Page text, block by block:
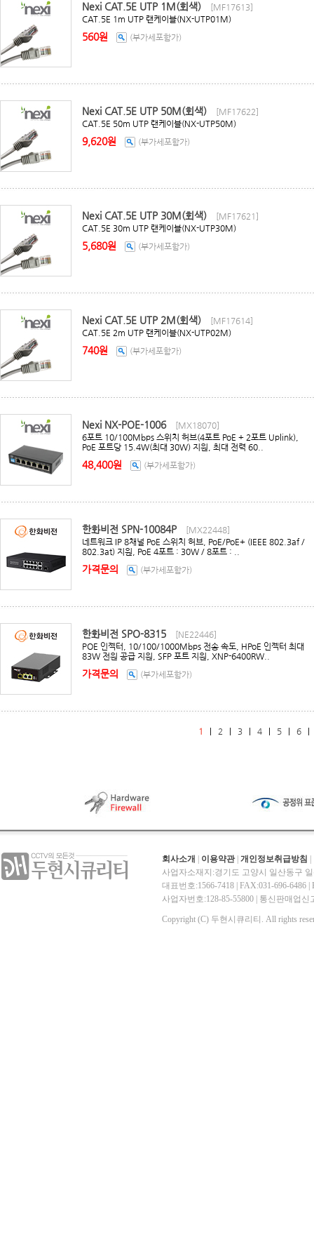
Nexi CAT.5E UTP 1M(회색)
[MF17613]
CAT.5E 1m UTP 랜케이블(NX-UTP01M)
560원 (부가세포함가)
Nexi CAT.5E UTP 50M(회색)
[MF17622]
CAT.5E 50m UTP 랜케이블(NX-UTP50M)
9,620원 (부가세포함가)
Nexi CAT.5E UTP 30M(회색)
[MF17621]
CAT.5E 30m UTP 랜케이블(NX-UTP30M)
5,680원 (부가세포함가)
Nexi CAT.5E UTP 2M(회색)
[MF17614]
CAT.5E 2m UTP 랜케이블(NX-UTP02M)
740원 (부가세포함가)
Nexi NX-POE-1006
[MX18070]
6포트 10/100Mbps 스위치 허브(4포트 PoE + 2포트 Uplink),
PoE 포트당 15.4W(최대 30W) 지원, 최대 전력 60..
48,400원 (부가세포함가)
한화비전 SPN-10084P
[MX22448]
네트워크 IP 8채널 PoE 스위치 허브, PoE/PoE+ (IEEE 802.3af /
802.3at) 지원, PoE 4포트 : 30W / 8포트 : ..
가격문의 (부가세포함가)
한화비전 SPO-8315
[NE22446]
POE 인젝터, 10/100/1000Mbps 전송 속도, HPoE 인젝터 최대
83W 전원 공급 지원, SFP 포트 지원, XNP-6400RW..
가격문의 (부가세포함가)
1 | 2 | 3 | 4 | 5 | 6
회사소개 이용약관| 개인정보취급방침
사업자소재지:경기도 고양시 일산동구
대표번호:1566-7418 | FAX:031-696-6486 |
사업자번호:128-85-55800 | 통신판매업
Copyright (C) 두현시큐리티. All rights